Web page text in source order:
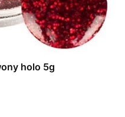
holo 5g